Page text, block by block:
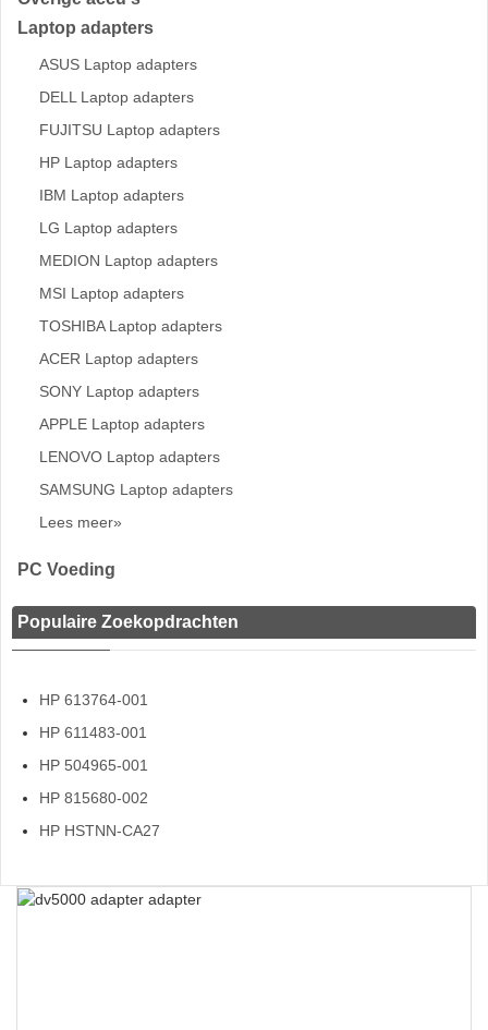
Laptop adapters
ASUS Laptop adapters
DELL Laptop adapters
FUJITSU Laptop adapters
HP Laptop adapters
IBM Laptop adapters
LG Laptop adapters
MEDION Laptop adapters
MSI Laptop adapters
TOSHIBA Laptop adapters
ACER Laptop adapters
SONY Laptop adapters
APPLE Laptop adapters
LENOVO Laptop adapters
SAMSUNG Laptop adapters
Lees meer»
PC Voeding
Populaire Zoekopdrachten
HP 613764-001
HP 611483-001
HP 504965-001
HP 815680-002
HP HSTNN-CA27